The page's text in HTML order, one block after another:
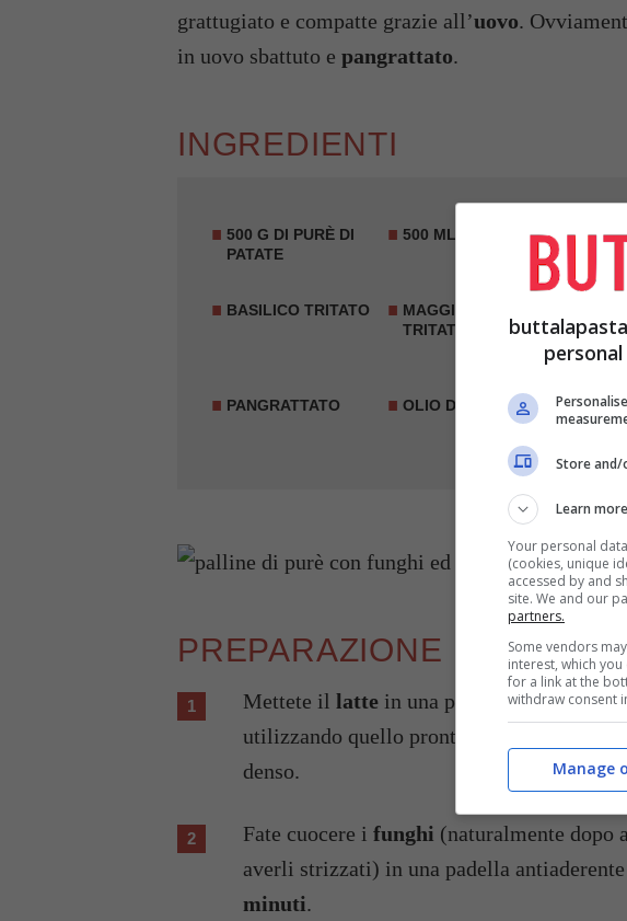
grattugiato e compatte grazie all’uovo.
in uovo sbattuto e pangrattato.
INGREDIENTI
500 G DI PURÈ DI
PATATE
500 ML DI LATTE
20 G
BASILICO TRITATO
MAGGIORANA
TRITATA
PANGRATTATO OLIO DI OLIVA
OLIO
PREPARAZIONE
Mettete il latte in una pentola insieme a
utilizzando quello pronto, ma stando ben
denso.
Fate cuocere i funghi (naturalmente dopo
averli strizzati) in una padella
minuti.
Store and/
Learn more
Your personal
(cookies, unique
accessed by and
site. We and our
partners.
Some vendors
interest, which
for a link at the
withdraw consent
Manage